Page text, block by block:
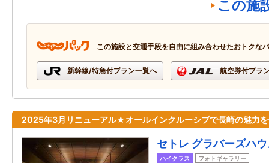
この施
この施設と交通手段を自由に組み合わせたおトクな
新幹線/特急付プラン一覧へ 航空券付プラ
2025年3月リニューアル★オールインクルーシブで長崎の魅力
セトレ グラバーズハ
ハイクラス フォトギャラリー